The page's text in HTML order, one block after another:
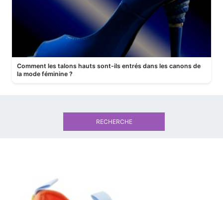
Comment les talons hauts sont-ils entrés dans les canons de
la mode féminine ?
RECHERCHE